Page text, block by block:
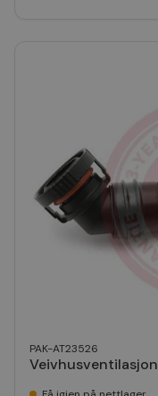
PAK-AT23526
Veivhusventilasjon